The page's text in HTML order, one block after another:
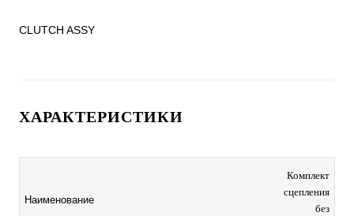
CLUTCH ASSY
ХАРАКТЕРИСТИКИ
Наименование
Комплект
сцепления
без